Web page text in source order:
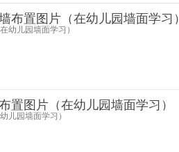
布置图片（在幼儿园墙面学习）
幼儿园墙面学习）
置图片（在幼儿园墙面学习）
儿园墙面学习）